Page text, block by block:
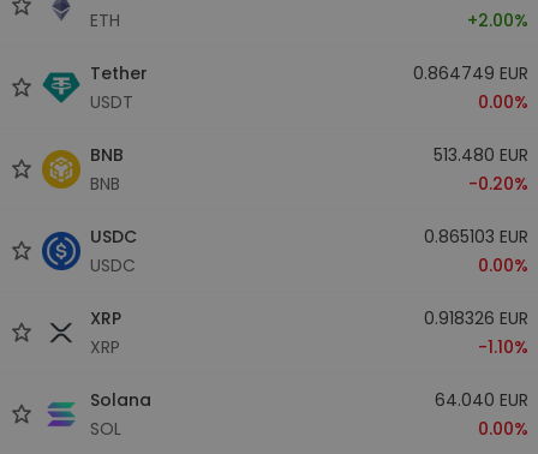
ETH
+2.00%
Tether
USDT
0.864749 EUR
0.00%
BNB
BNB
513.480 EUR
-0.20%
USDC
USDC
0.865103 EUR
0.00%
XRP
XRP
0.918326 EUR
-1.10%
Solana
SOL
64.040 EUR
0.00%